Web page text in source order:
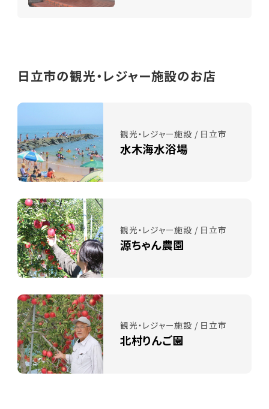
日立市の観光・レジャー施設のお店
観光・レジャー施設 / 日立市
水木海水浴場
観光・レジャー施設 / 日立市
源ちゃん農園
観光・レジャー施設 / 日立市
北村りんご園